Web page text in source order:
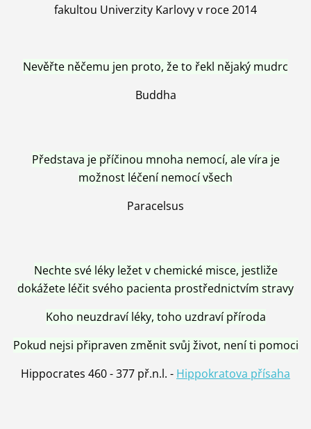
fakultou Univerzity Karlovy v roce 2014
Nevěřte něčemu jen proto, že to řekl nějaký mudrc
Buddha
Představa je příčinou mnoha nemocí, ale víra je
možnost léčení nemocí všech
Paracelsus
Nechte své léky ležet v chemické misce, jestliže
dokážete léčit svého pacienta prostřednictvím stravy
Koho neuzdraví léky, toho uzdraví příroda
Pokud nejsi připraven změnit svůj život, není ti pomoci
Hippocrates 460 - 377 př.n.l. - Hippokratova přísaha